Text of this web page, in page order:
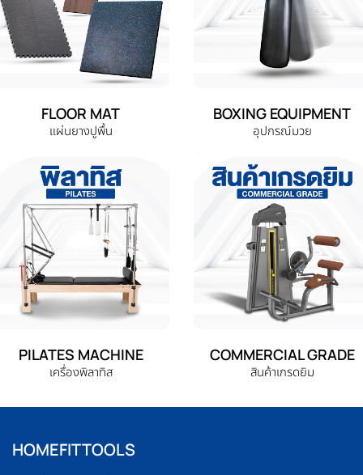
FLOOR MAT
แผ่นยางปูพื้น
BOXING EQUIPMENT
อุปกรณ์มวย
PILATES MACHINE
เครื่องพิลาทิส
COMMERCIAL GRADE
สินค้าเกรดยิม
HOMEFITTOOLS